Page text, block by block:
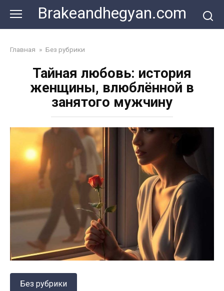
content
Brakeandhegyan.com
Главная » Без рубрики
Тайная любовь: история
женщины, влюблённой в
занятого мужчину
Без рубрики